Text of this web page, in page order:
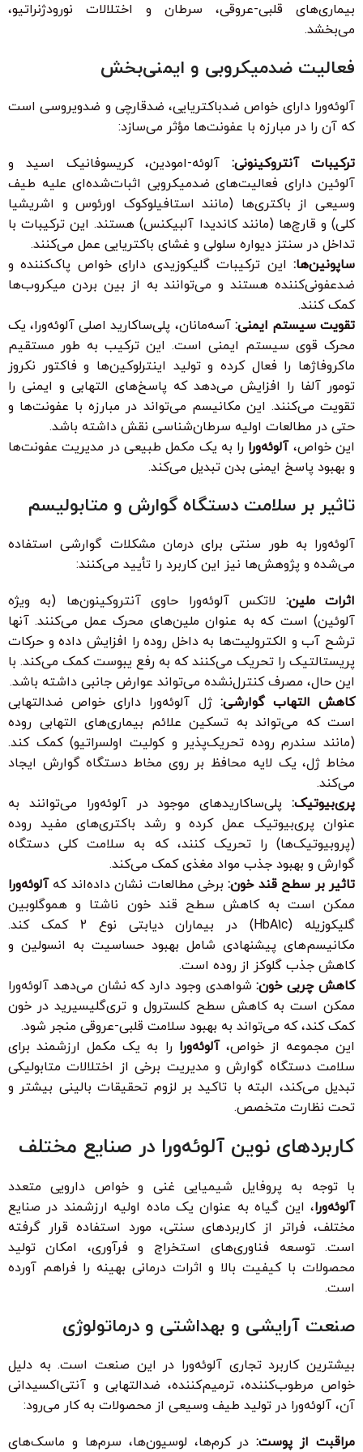
بیماری‌های قلبی-عروقی، سرطان و اختلالات نورودژنراتیو،
می‌بخشد.
فعالیت ضدمیکروبی و ایمنی‌بخش
آلوئه‌ورا دارای خواص ضدباکتریایی، ضدقارچی و ضدویروسی است
که آن را در مبارزه با عفونت‌ها مؤثر می‌سازد:
ترکیبات آنتروکینونی:آلوئه-امودین، کریسوفانیک اسید و
آلوئین دارای فعالیت‌های ضدمیکروبی اثبات‌شده‌ای علیه طیف
وسیعی از باکتری‌ها (مانند استافیلوکوک اورئوس و اشریشیا
کلی) و قارچ‌ها (مانند کاندیدا آلبیکنس) هستند. این ترکیبات با
تداخل در سنتز دیواره سلولی و غشای باکتریایی عمل می‌کنند.
ساپونین‌ها: این ترکیبات گلیکوزیدی دارای خواص پاک‌کننده و
ضدعفونی‌کننده هستند و می‌توانند به از بین بردن میکروب‌ها
کمک کنند.
تقویت سیستم ایمنی: آسه‌مانان، پلی‌ساکارید اصلی آلوئه‌ورا، یک
محرک قوی سیستم ایمنی است. این ترکیب به طور مستقیم
ماکروفاژها را فعال کرده و تولید اینترلوکین‌ها و فاکتور نکروز
تومور آلفا را افزایش می‌دهد که پاسخ‌های التهابی و ایمنی را
تقویت می‌کنند. این مکانیسم می‌تواند در مبارزه با عفونت‌ها و
حتی در مطالعات اولیه سرطان‌شناسی نقش داشته باشد.
این خواص،آلوئه‌ورا را به یک مکمل طبیعی در مدیریت عفونت‌ها
و بهبود پاسخ ایمنی بدن تبدیل می‌کند.
تاثیر بر سلامت دستگاه گوارش و متابولیسم
آلوئه‌ورا به طور سنتی برای درمان مشکلات گوارشی استفاده
می‌شده و پژوهش‌ها نیز این کاربرد را تأیید می‌کنند:
اثرات ملین: لاتکس آلوئه‌ورا حاوی آنتروکینون‌ها (به ویژه
آلوئین) است که به عنوان ملین‌های محرک عمل می‌کنند. آنها
ترشح آب و الکترولیت‌ها به داخل روده را افزایش داده و حرکات
پریستالتیک را تحریک می‌کنند که به رفع یبوست کمک می‌کند. با
این حال، مصرف کنترل‌نشده می‌تواند عوارض جانبی داشته باشد.
کاهش التهاب گوارشی: ژل آلوئه‌ورا دارای خواص ضدالتهابی
است که می‌تواند به تسکین علائم بیماری‌های التهابی روده
(مانند سندرم روده تحریک‌پذیر و کولیت اولسراتیو) کمک کند.
مخاط ژل، یک لایه محافظ بر روی مخاط دستگاه گوارش ایجاد
می‌کند.
پری‌بیوتیک: پلی‌ساکاریدهای موجود در آلوئه‌ورا می‌توانند به
عنوان پری‌بیوتیک عمل کرده و رشد باکتری‌های مفید روده
(پروبیوتیک‌ها) را تحریک کنند، که به سلامت کلی دستگاه
گوارش و بهبود جذب مواد مغذی کمک می‌کند.
تاثیر بر سطح قند خون:برخی مطالعات نشان داده‌اند کهآلوئه‌ورا
ممکن است به کاهش سطح قند خون ناشتا و هموگلوبین
گلیکوزیله (HbA1c) در بیماران دیابتی نوع 2 کمک کند.
مکانیسم‌های پیشنهادی شامل بهبود حساسیت به انسولین و
کاهش جذب گلوکز از روده است.
کاهش چربی خون:شواهدی وجود دارد که نشان می‌دهد آلوئه‌ورا
ممکن است به کاهش سطح کلسترول و تری‌گلیسیرید در خون
کمک کند، که می‌تواند به بهبود سلامت قلبی-عروقی منجر شود.
این مجموعه از خواص،آلوئه‌ورا را به یک مکمل ارزشمند برای
سلامت دستگاه گوارش و مدیریت برخی از اختلالات متابولیکی
تبدیل می‌کند، البته با تاکید بر لزوم تحقیقات بالینی بیشتر و
تحت نظارت متخصص.
کاربردهای نوین آلوئه‌ورا در صنایع مختلف
با توجه به پروفایل شیمیایی غنی و خواص دارویی متعدد
آلوئه‌ورا، این گیاه به عنوان یک ماده اولیه ارزشمند در صنایع
مختلف، فراتر از کاربردهای سنتی، مورد استفاده قرار گرفته
است. توسعه فناوری‌های استخراج و فرآوری، امکان تولید
محصولات با کیفیت بالا و اثرات درمانی بهینه را فراهم آورده
است.
صنعت آرایشی و بهداشتی و درماتولوژی
بیشترین کاربرد تجاری آلوئه‌ورا در این صنعت است. به دلیل
خواص مرطوب‌کننده، ترمیم‌کننده، ضدالتهابی و آنتی‌اکسیدانی
آن، آلوئه‌ورا در تولید طیف وسیعی از محصولات به کار می‌رود:
مراقبت از پوست:در کرم‌ها، لوسیون‌ها، سرم‌ها و ماسک‌های